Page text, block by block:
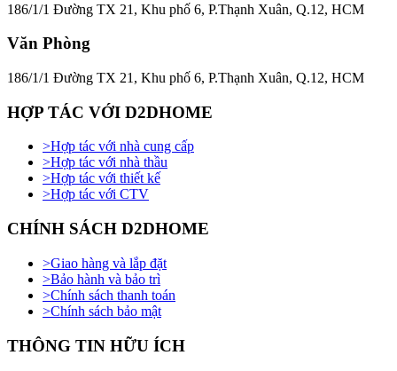
186/1/1 Đường TX 21, Khu phố 6, P.Thạnh Xuân, Q.12, HCM
Văn Phòng
186/1/1 Đường TX 21, Khu phố 6, P.Thạnh Xuân, Q.12, HCM
HỢP TÁC VỚI D2DHOME
>Hợp tác với nhà cung cấp
>Hợp tác với nhà thầu
>Hợp tác với thiết kế
>Hợp tác với CTV
CHÍNH SÁCH D2DHOME
>Giao hàng và lắp đặt
>Bảo hành và bảo trì
>Chính sách thanh toán
>Chính sách bảo mật
THÔNG TIN HỮU ÍCH